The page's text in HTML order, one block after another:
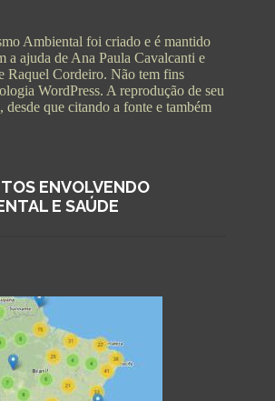
Ambiental foi criado e é mantido
a ajuda de Ana Paula Cavalcanti e
Raquel Cordeiro. Não tem fins
WordPress. A reprodução de seu
desde que citando a fonte e também
ENVOLVENDO
E SAÚDE